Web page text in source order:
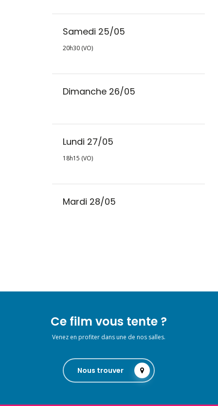
Samedi 25/05
20h30 (VO)
Dimanche 26/05
Lundi 27/05
18h15 (VO)
Mardi 28/05
Ce film vous tente ?
Venez en profiter dans une de nos salles.
Nous trouver